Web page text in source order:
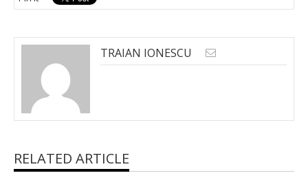
TRAIAN IONESCU
RELATED ARTICLE